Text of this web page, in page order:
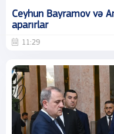
Ceyhun Bayramov və
aparırlar
11:29